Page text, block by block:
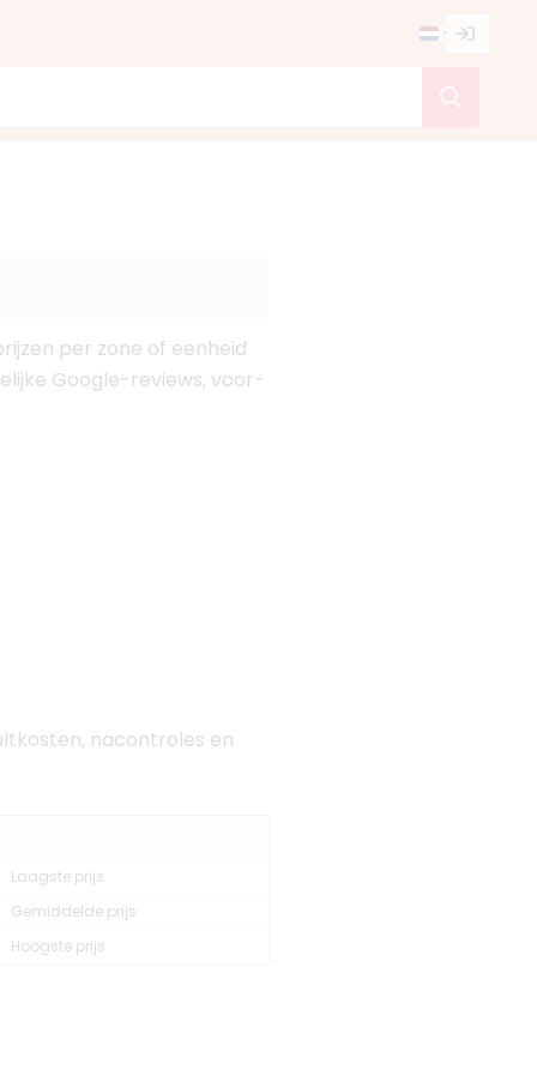
per zone of eenheid
Google-reviews, voor-
nacontroles en
Laagste prijs
Gemiddelde prijs
Hoogste prijs